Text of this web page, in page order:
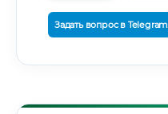
Задать вопрос в Telegram